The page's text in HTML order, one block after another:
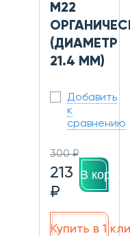
M22
(ДИАМЕТР
21.4 ММ)
Добавить
к
сравнению
300 ₽
213
₽
В
Купить в 1